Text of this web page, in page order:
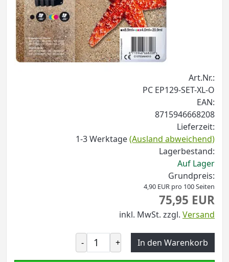
Art.Nr.:
PC EP129-SET-XL-O
EAN:
8715946668208
Lieferzeit:
1-3 Werktage(Ausland abweichend)
Lagerbestand:
Auf Lager
Grundpreis:
4,90 EUR pro 100 Seiten
75,95 EUR
inkl. MwSt. zzgl. Versand
- + In den Warenkorb